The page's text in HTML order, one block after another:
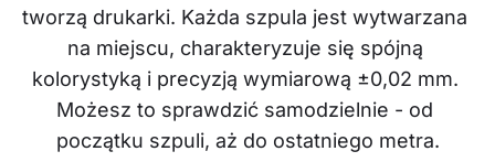
tworzą drukarki. Każda szpula jest wytwarzana
na miejscu, charakteryzuje się spójną
kolorystyką i precyzją wymiarową ±0,02 mm.
Możesz to sprawdzić samodzielnie - od
początku szpuli, aż do ostatniego metra.